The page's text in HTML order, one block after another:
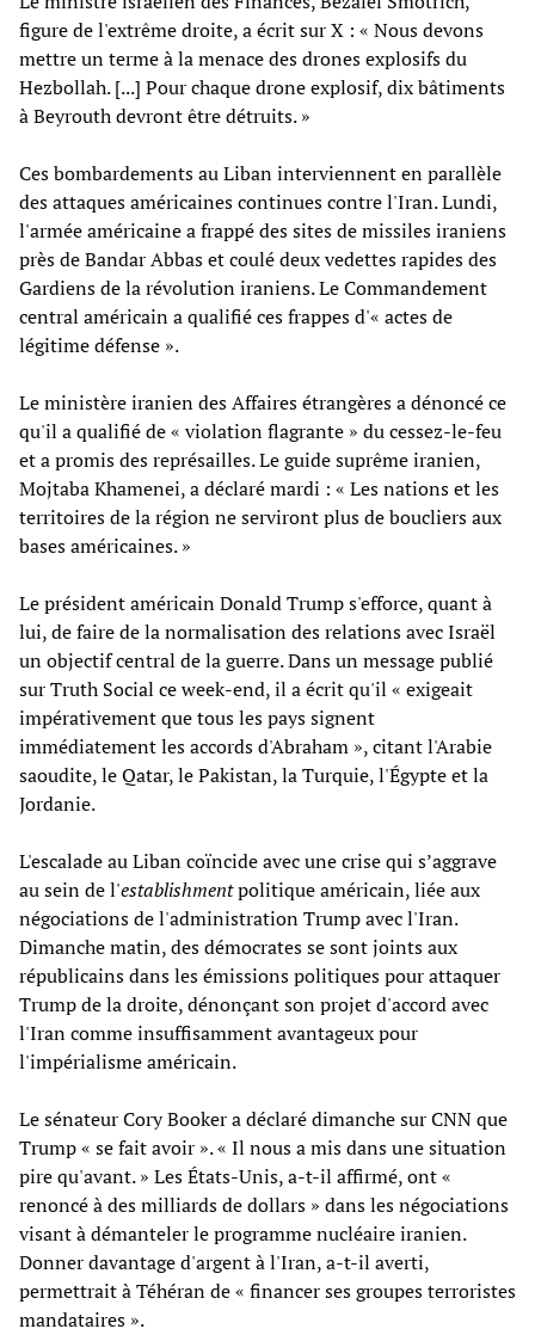
figure de l'extrême droite, a écrit sur X : « Nous devons
mettre un terme à la menace des drones explosifs du
Hezbollah. [...] Pour chaque drone explosif, dix bâtiments
à Beyrouth devront être détruits. »
Ces bombardements au Liban interviennent en parallèle
des attaques américaines continues contre l'Iran. Lundi,
l'armée américaine a frappé des sites de missiles iraniens
près de Bandar Abbas et coulé deux vedettes rapides des
Gardiens de la révolution iraniens. Le Commandement
central américain a qualifié ces frappes d'« actes de
légitime défense ».
Le ministère iranien des Affaires étrangères a dénoncé ce
qu'il a qualifié de « violation flagrante » du cessez-le-feu
et a promis des représailles. Le guide suprême iranien,
Mojtaba Khamenei, a déclaré mardi : « Les nations et les
territoires de la région ne serviront plus de boucliers aux
bases américaines. »
Le président américain Donald Trump s'efforce, quant à
lui, de faire de la normalisation des relations avec Israël
un objectif central de la guerre. Dans un message publié
sur Truth Social ce week-end, il a écrit qu'il « exigeait
impérativement que tous les pays signent
immédiatement les accords d'Abraham », citant l'Arabie
saoudite, le Qatar, le Pakistan, la Turquie, l'Égypte et la
Jordanie.
L'escalade au Liban coïncide avec une crise qui s’aggrave
au sein de l'establishmentpolitique américain, liée aux
négociations de l'administration Trump avec l'Iran.
Dimanche matin, des démocrates se sont joints aux
républicains dans les émissions politiques pour attaquer
Trump de la droite, dénonçant son projet d'accord avec
l'Iran comme insuffisamment avantageux pour
l'impérialisme américain.
Le sénateur Cory Booker a déclaré dimanche sur CNN que
Trump « se fait avoir ». « Il nous a mis dans une situation
pire qu'avant. » Les États-Unis, a-t-il affirmé, ont «
renoncé à des milliards de dollars » dans les négociations
visant à démanteler le programme nucléaire iranien.
Donner davantage d'argent à l'Iran, a-t-il averti,
permettrait à Téhéran de « financer ses groupes terroristes
mandataires ».